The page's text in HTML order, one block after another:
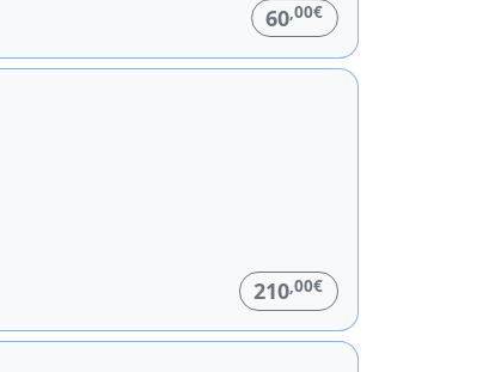
60,00€
210 ,00€